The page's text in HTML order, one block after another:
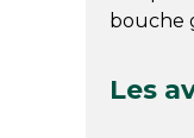
bouche
Les